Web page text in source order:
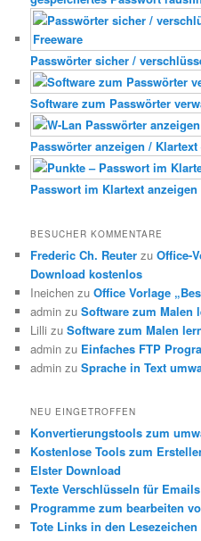
Passwörter sicher /
Software zum Passwörter
Passwörter anzeigen / Klartext
Passwort im Klartext anzeigen
BESUCHER KOMMENTARE
Frederic Ch. Reuter zuOffice-
Download kostenlos
Ineichen zuOffice Vorlage
admin zuSoftware zum Malen
Lilli zuSoftware zum Malen
admin zu Einfaches FTP
admin zuSprache in Text
NEU EINGETROFFEN
Konvertierungstools zum
Kostenlose Tools zum
Elster Download
Texte Verschlüsseln für
Programme zum bearbeiten
Tote Links in den